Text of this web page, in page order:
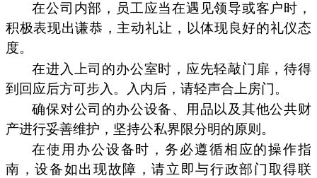
在公司内部，员工应当在遇见领导或客户时，
积极表现出谦恭，主动礼让，以体现良好的礼仪态
度。
在进入上司的办公室时，应先轻敲门扉，待得
到回应后方可步入。入内后，请轻声合上房门。
确保对公司的办公设备、用品以及其他公共财
产进行妥善维护，坚持公私界限分明的原则。
在使用办公设备时，务必遵循相应的操作指
南，设备如出现故障，请立即与行政部门取得联